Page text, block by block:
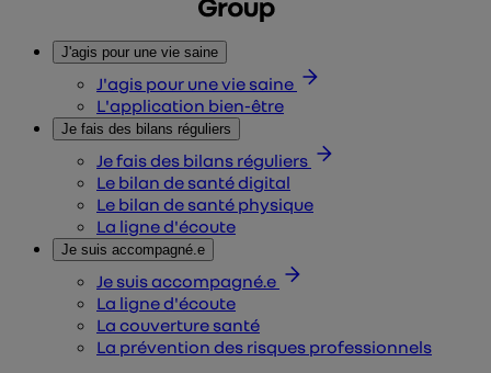
J'agis pour une vie saine
J'agis pour une vie saine
L'application bien-être
Je fais des bilans réguliers
Je fais des bilans réguliers
Le bilan de santé digital
Le bilan de santé physique
La ligne d'écoute
Je suis accompagné.e
Je suis accompagné.e
La ligne d'écoute
La couverture santé
La prévention des risques professionnels